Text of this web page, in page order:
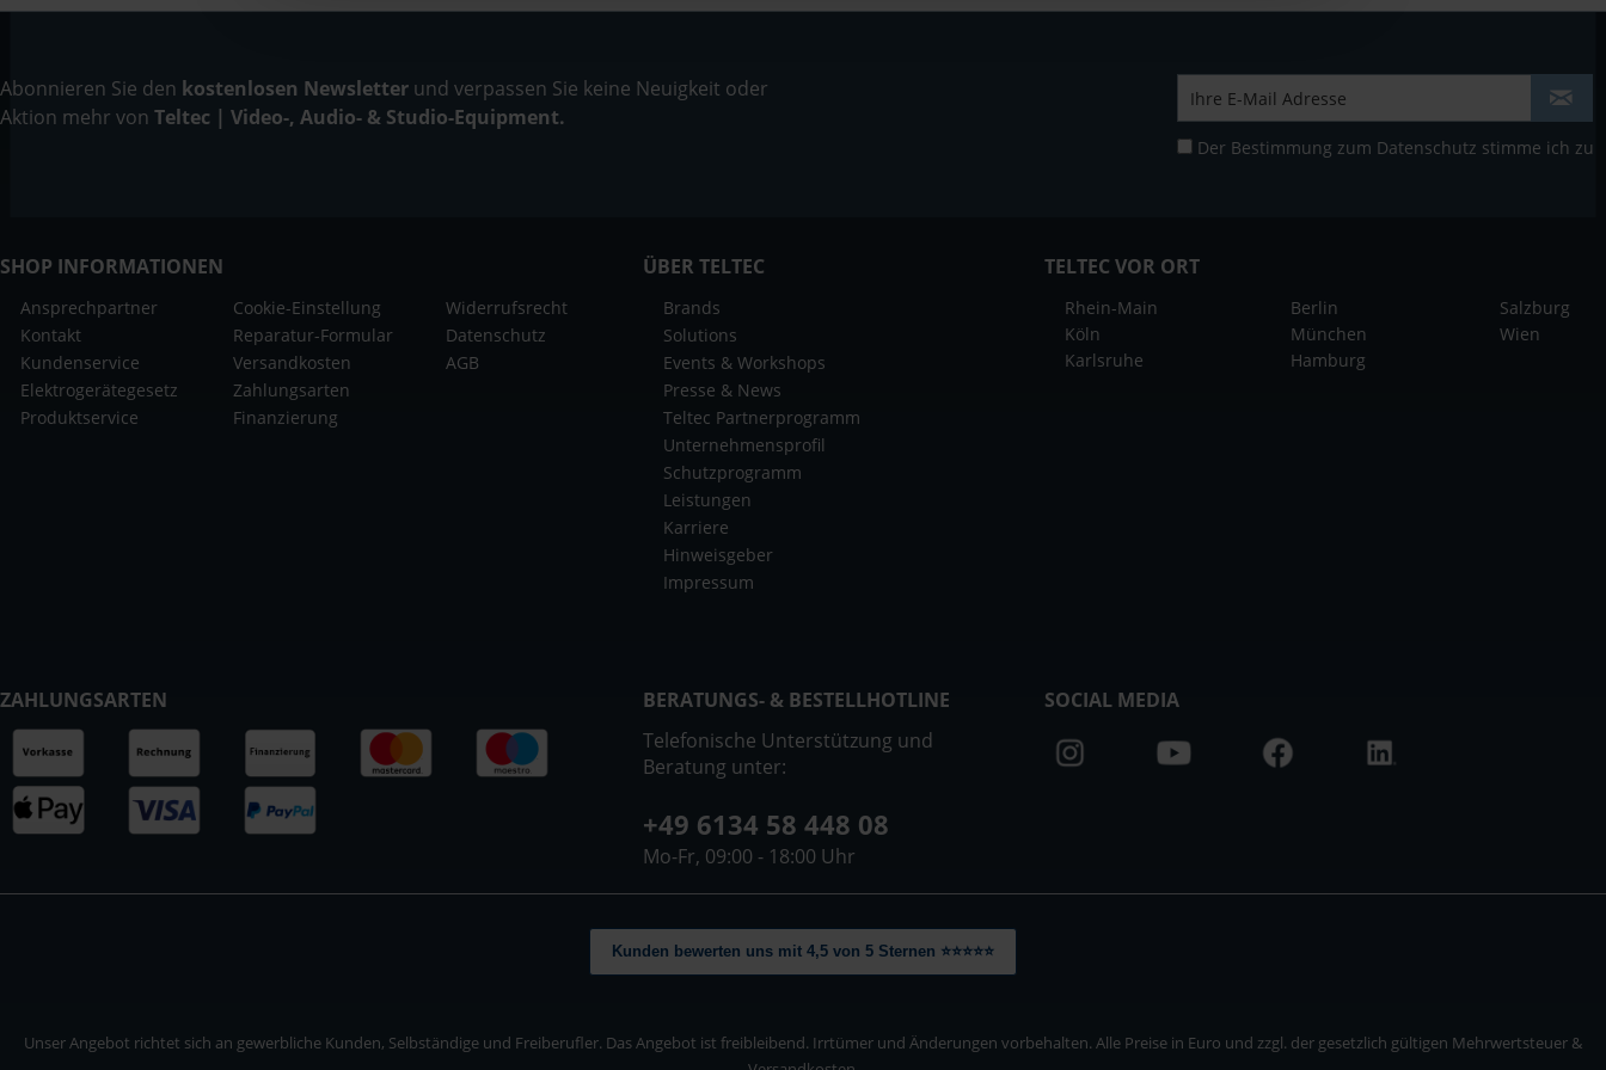
Abonnieren Sie den kostenlosen Newsletter und verpassen Sie keine Neuigkeit oder
Aktion mehr von Teltec | Video-, Audio- & Studio-Equipment.
Der Bestimmung zum Datenschutz stimme ich zu
SHOP INFORMATIONEN
Ansprechpartner
Kontakt
Kundenservice
Elektrogerätegesetz
Produktservice
Cookie-Einstellung
Reparatur-Formular
Versandkosten
Zahlungsarten
Finanzierung
Widerrufsrecht
Datenschutz
AGB
ÜBER TELTEC
Brands
Solutions
Events & Workshops
Presse & News
Teltec Partnerprogramm
Unternehmensprofil
Schutzprogramm
Leistungen
Karriere
Hinweisgeber
Impressum
TELTEC VOR ORT
Rhein-Main
Köln
Karlsruhe
Berlin
München
Hamburg
Salzburg
Wien
ZAHLUNGSARTEN
BERATUNGS- & BESTELLHOTLINE
Telefonische Unterstützung und
Beratung unter:
+49 6134 58 448 08
Mo-Fr, 09:00 - 18:00 Uhr
SOCIAL MEDIA
Kunden bewerten uns mit 4,5 von 5 Sternen ⭐⭐⭐⭐⭐
Unser Angebot richtet sich an gewerbliche Kunden, Selbständige und Freiberufler. Das Angebot ist freibleibend. Irrtümer und Änderungen vorbehalten. Alle Preise in Euro und zzgl. der gesetzlich gültigen Mehrwertsteuer &